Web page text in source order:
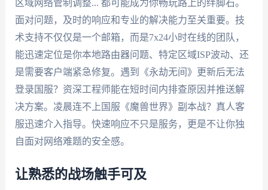
区域网络管制调整... 都可能成为你畅玩路上的绊脚石。
面对问题，及时的响应和专业的解决能力至关重要。技
术支持不仅仅是一个邮箱，而是7x24小时在线的团队，
能迅速定位是你本地路由器问题、特定区域ISP波动、还
是需要客户端紧急修复。遇到《永劫无间》更新后无法
登录国服？资深工程师能在短时间内排查原因并推送解
决方案。凌晨连不上国服《魔兽世界》副本战？真人客
服迅速介入指导。快速响应不只是服务，更是不让你独
自面对网络难题的安全感。
让熟悉的战场触手可及